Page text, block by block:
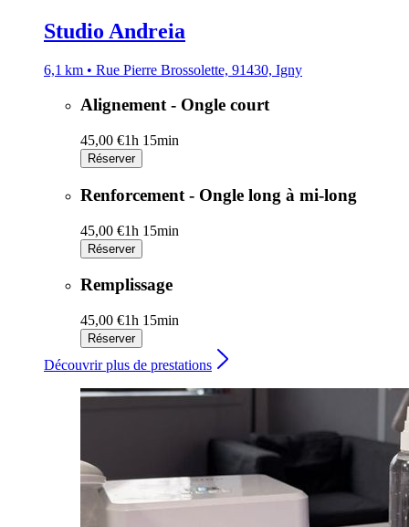
Studio Andreia
6,1 km • Rue Pierre Brossolette, 91430, Igny
Alignement - Ongle court
45,00 €1h 15min
Réserver
Renforcement - Ongle long à mi-long
45,00 €1h 15min
Réserver
Remplissage
45,00 €1h 15min
Réserver
Découvrir plus de prestations